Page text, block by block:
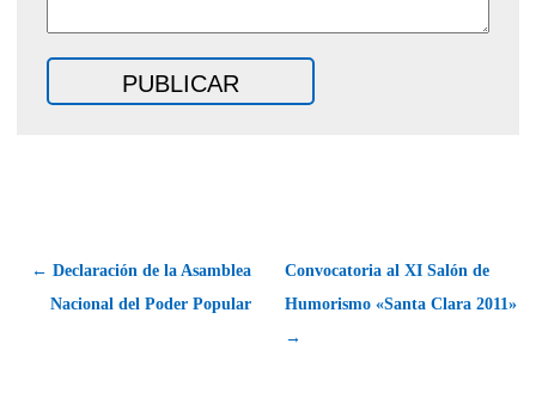
← Declaración de la Asamblea
Nacional del Poder Popular
Convocatoria al XI Salón de
Humorismo «Santa Clara 2011»
→